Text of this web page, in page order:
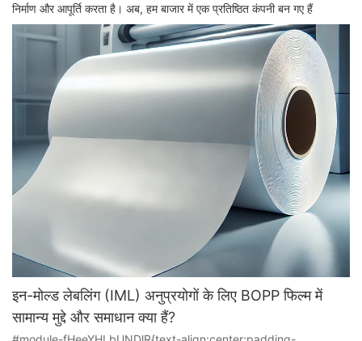
निर्माण और आपूर्ति करता है। अब, हम बाजार में एक प्रतिष्ठित कंपनी बन गए हैं
इन-मोल्ड लेबलिंग (IML) अनुप्रयोगों के लिए BOPP फिल्म में
सामान्य मुद्दे और समाधान क्या हैं?